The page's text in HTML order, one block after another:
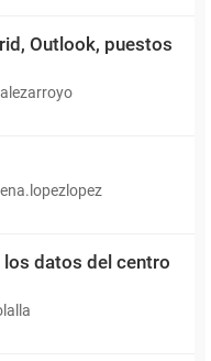
Outlook, puestos
datos del centro